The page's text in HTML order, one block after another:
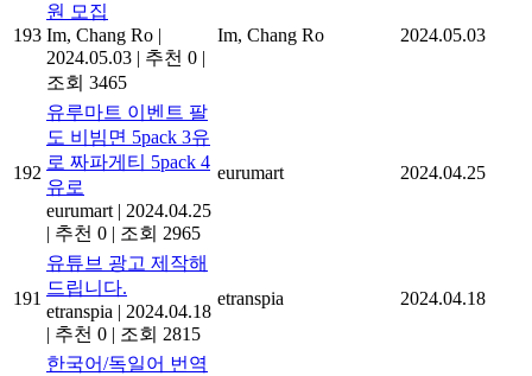
193
원 모집
Im, Chang Ro |
2024.05.03 | 추천 0 |
조회 3465
Im, Chang Ro 2024.05.03
192
유루마트 이벤트 팔
도 비빔면 5pack 3유
로 짜파게티 5pack 4
유로
eurumart | 2024.04.25
| 추천 0 | 조회 2965
eurumart 2024.04.25
191
유튜브 광고 제작해
드립니다.
etranspia | 2024.04.18
| 추천 0 | 조회 2815
etranspia 2024.04.18
한국어/독일어 번역